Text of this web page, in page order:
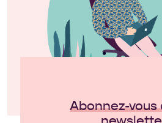
Abonnez-vous